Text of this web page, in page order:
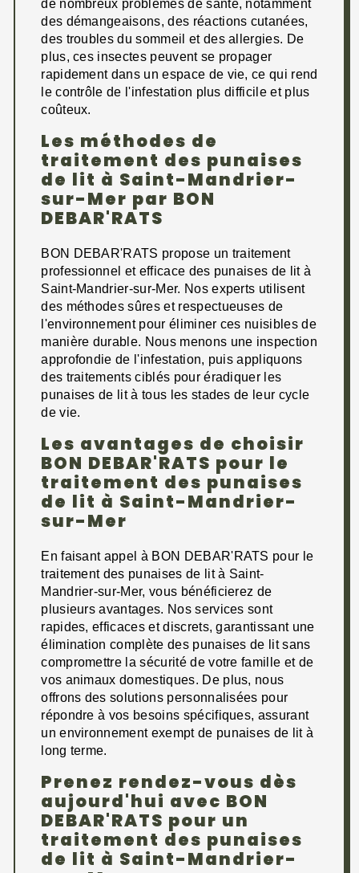
de nombreux problèmes de santé, notamment
des démangeaisons, des réactions cutanées,
des troubles du sommeil et des allergies. De
plus, ces insectes peuvent se propager
rapidement dans un espace de vie, ce qui rend
le contrôle de l'infestation plus difficile et plus
coûteux.
Les méthodes de
traitement des punaises
de lit à Saint-Mandrier-
sur-Mer par BON
DEBAR'RATS
BON DEBAR'RATS propose un traitement
professionnel et efficace des punaises de lit à
Saint-Mandrier-sur-Mer. Nos experts utilisent
des méthodes sûres et respectueuses de
l'environnement pour éliminer ces nuisibles de
manière durable. Nous menons une inspection
approfondie de l'infestation, puis appliquons
des traitements ciblés pour éradiquer les
punaises de lit à tous les stades de leur cycle
de vie.
Les avantages de choisir
BON DEBAR'RATS pour le
traitement des punaises
de lit à Saint-Mandrier-
sur-Mer
En faisant appel à BON DEBAR'RATS pour le
traitement des punaises de lit à Saint-
Mandrier-sur-Mer, vous bénéficierez de
plusieurs avantages. Nos services sont
rapides, efficaces et discrets, garantissant une
élimination complète des punaises de lit sans
compromettre la sécurité de votre famille et de
vos animaux domestiques. De plus, nous
offrons des solutions personnalisées pour
répondre à vos besoins spécifiques, assurant
un environnement exempt de punaises de lit à
long terme.
Prenez rendez-vous dès
aujourd'hui avec BON
DEBAR'RATS pour un
traitement des punaises
de lit à Saint-Mandrier-